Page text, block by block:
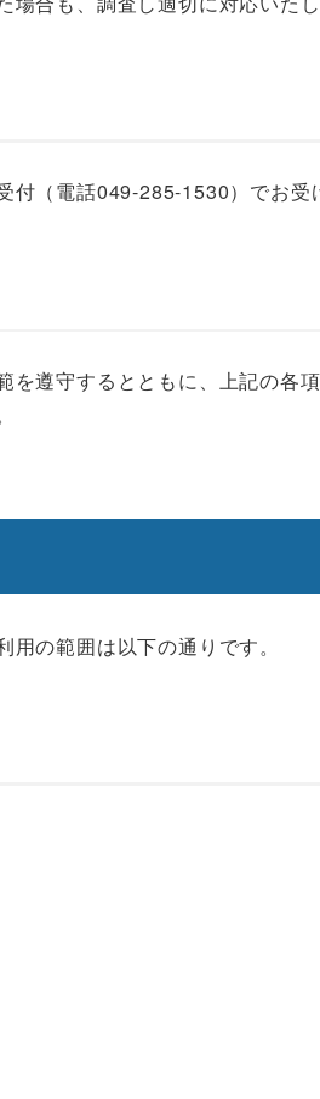
（電話049-285-1530）でお受
遵守するとともに、上記の各
の範囲は以下の通りです。